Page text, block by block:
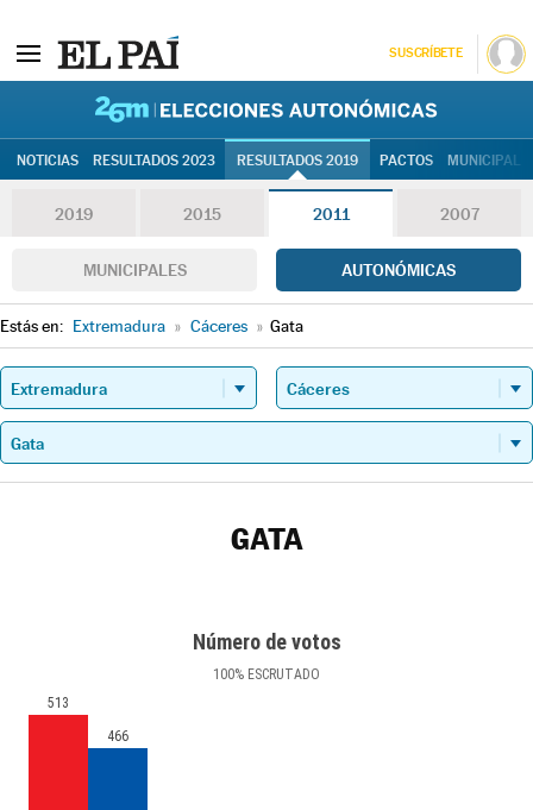
SUSCRÍBETE
NOTICIAS RESULTADOS 2023 RESULTADOS 2019 PACTOS
2019 2015 2011 2007
MUNICIPALES AUTONÓMICAS
Estás en: Extremadura » Cáceres » Gata
GATA
Número de votos
100% ESCRUTADO
513
466